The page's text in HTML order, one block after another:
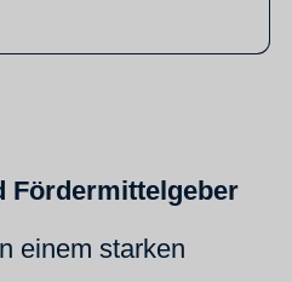
Fördermittelgeber
einem starken